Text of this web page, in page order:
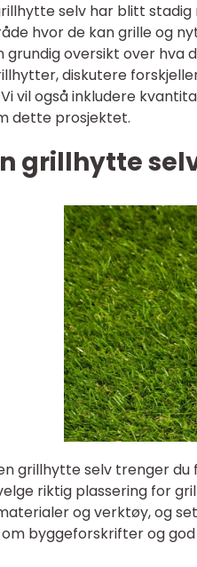
selv har blitt
hvor de kan grille og
grundig oversikt over
diskutere
vil også inkludere
dette prosjektet.
grillhytte
grillhytte selv trenger
riktig plassering for
og verktøy, og
byggeforskrifter og